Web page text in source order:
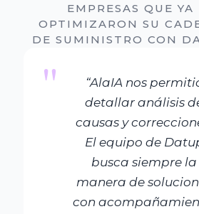
EMPRESAS QUE YA
OPTIMIZARON SU
DE SUMINISTRO CON
“AlaIA nos
detallar análisis
causas y
El equipo de
busca siempre la
manera de
con
"